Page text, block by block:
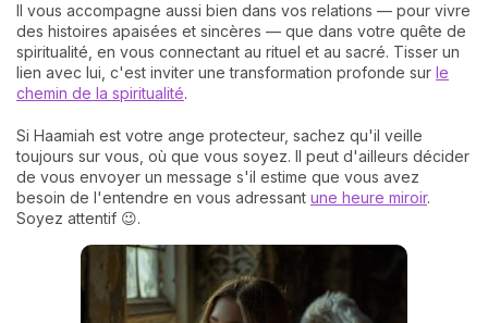
Il vous accompagne aussi bien dans vos relations — pour vivre
des histoires apaisées et sincères — que dans votre quête de
spiritualité, en vous connectant au rituel et au sacré. Tisser un
lien avec lui, c'est inviter une transformation profonde sur le
chemin de la spiritualité.
Si Haamiah est votre ange protecteur, sachez qu'il veille
toujours sur vous, où que vous soyez. Il peut d'ailleurs décider
de vous envoyer un message s'il estime que vous avez
besoin de l'entendre en vous adressant une heure miroir.
Soyez attentif 😉.